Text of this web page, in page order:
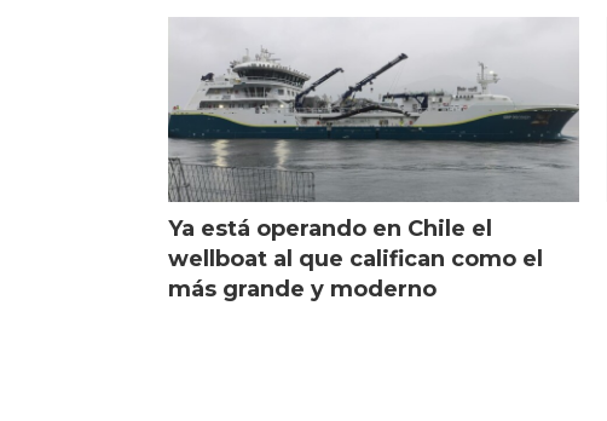
Ya está operando en Chile el
wellboat al que califican como el
más grande y moderno